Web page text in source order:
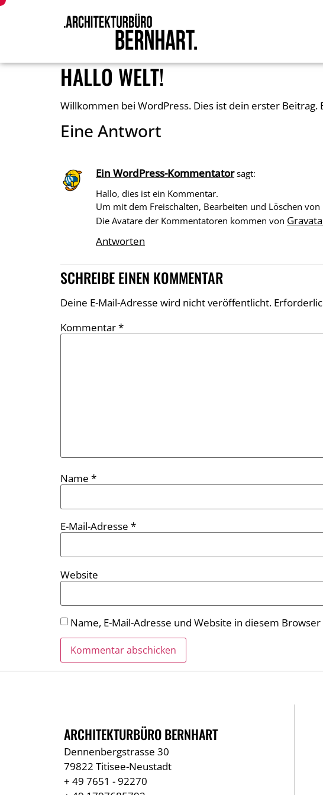
HALLO WELT!
Willkommen bei WordPress. Dies ist dein erster
Eine Antwort
Ein WordPress-Kommentator sagt:
Hallo, dies ist ein Kommentar.
Um mit dem Freischalten, Bearbeiten und Löschen
Die Avatare der Kommentatoren kommen von
Antworten
SCHREIBE EINEN KOMMENTAR
Deine E-Mail-Adresse wird nicht veröffentlicht.
Kommentar*
Name *
E-Mail-Adresse *
Website
Name, E-Mail-Adresse und Website in diesem
ARCHITEKTURBÜRO BERNHART
Dennenbergstrasse 30
79822 Titisee-Neustadt
+ 49 7651 - 92270